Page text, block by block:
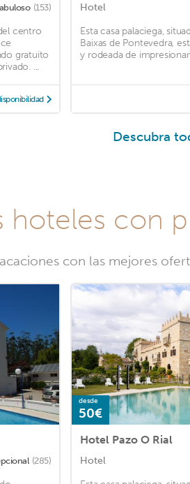
(153)
centro
gratuito
...
Hotel
Esta casa palaciega,
Baixas de Pontevedra,
y rodeada de
Descubra
hoteles con
con las mejores
(285)
desde
50€
Hotel Pazo O Rial
Hotel